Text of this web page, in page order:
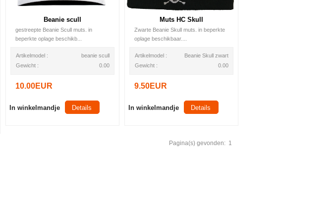
Beanie scull
gestreepte Beanie Scull muts. in
beperkte oplage beschikb...
Artikelmodel :
beanie scull
Gewicht :
0.00
10.00EUR
In winkelmandje Details
Muts HC Skull
Zwarte Beanie Skull muts. in beperkte
oplage beschikbaar....
Artikelmodel :
Beanie Skull zwart
Gewicht :
0.00
9.50EUR
In winkelmandje Details
Pagina(s) gevonden: 1